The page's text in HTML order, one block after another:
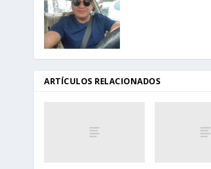
ARTÍCULOS RELACIONADOS